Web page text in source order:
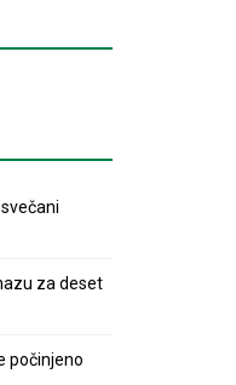
za deset
počinjeno